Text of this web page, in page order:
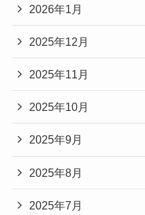
2026年1月
2025年12月
2025年11月
2025年10月
2025年9月
2025年8月
2025年7月